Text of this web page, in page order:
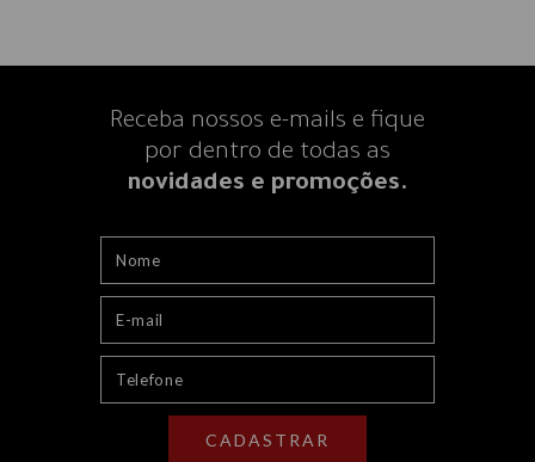
Receba nossos e-mails e fique
por dentro de todas as
novidades e promoções.
CADASTRAR